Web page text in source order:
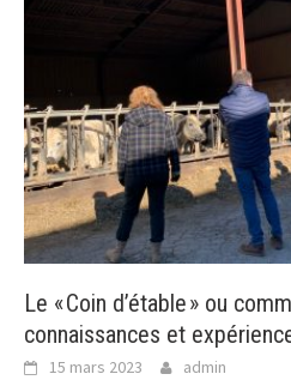
Le « Coin d’étable » ou
connaissances et
15 mars 2023 admin